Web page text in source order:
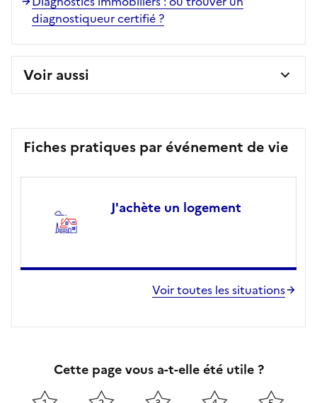
diagnostiqueur certifié ?
Voir aussi
Fiches pratiques par événement de vie
J'achète un logement
Voir toutes les situations
Cette page vous a-t-elle été utile ?